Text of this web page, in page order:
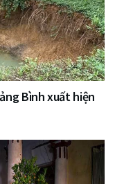
Bình xuất hiện